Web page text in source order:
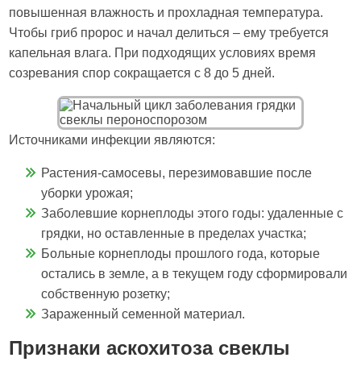
повышенная влажность и прохладная температура.
Чтобы гриб пророс и начал делиться – ему требуется
капельная влага. При подходящих условиях время
созревания спор сокращается с 8 до 5 дней.
Источниками инфекции являются:
Растения-самосевы, перезимовавшие после
уборки урожая;
Заболевшие корнеплоды этого годы: удаленные с
грядки, но оставленные в пределах участка;
Больные корнеплоды прошлого года, которые
остались в земле, а в текущем году сформировали
собственную розетку;
Зараженный семенной материал.
Признаки аскохитоза свеклы